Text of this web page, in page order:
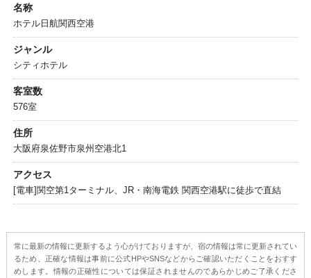
名称
ホテル日航関西空港
ジャンル
シティホテル
客室数
576室
住所
大阪府泉佐野市泉州空港北1
アクセス
[電車]関空第1ターミナル、JR・南海電鉄 関西空港駅に徒歩で直結
常に最新の情報に更新するよう心がけておりますが、宿の情報は常に更新されてい
るため、正確な情報は事前に公式HPやSNSなどからご確認いただくことをおすす
めします。情報の正確性については保証されませんのであらかじめご了承くださ